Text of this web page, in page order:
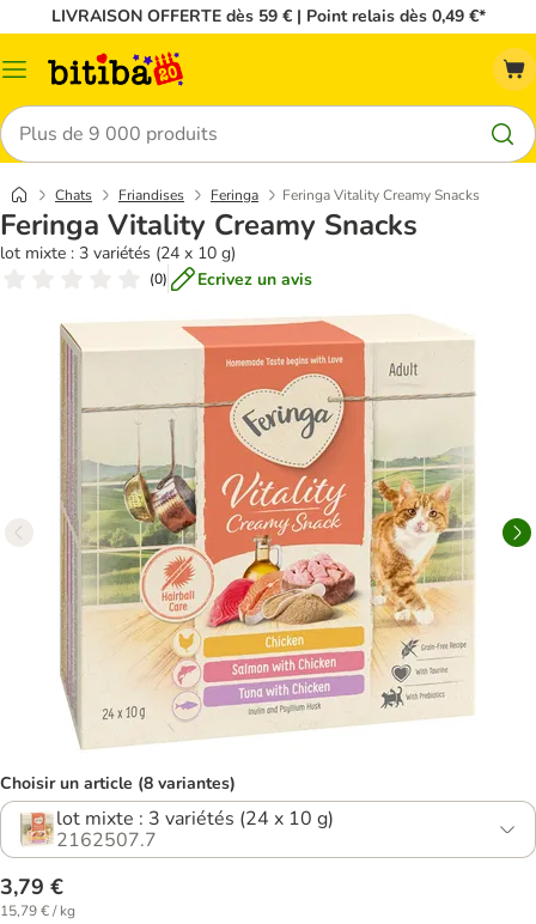
LIVRAISON OFFERTE dès 59 € | Point relais dès 0,49 €*
Menu
Rechercher
Chats Friandises Feringa Feringa Vitality Creamy Snacks
Feringa Vitality Creamy Snacks
lot mixte : 3 variétés (24 x 10 g)
(0) Ecrivez un avis
Choisir un article (8 variantes)
lot mixte : 3 variétés (24 x 10 g)
2162507.7
3,79 €
15,79 € / kg